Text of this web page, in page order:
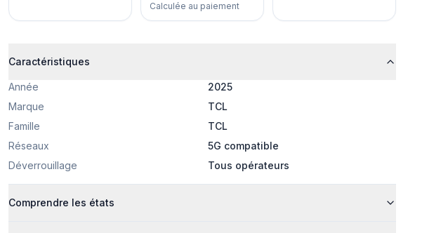
Calculée au paiement
Caractéristiques
Année
2025
Marque
TCL
Famille
TCL
Réseaux
5G compatible
Déverrouillage
Tous opérateurs
Comprendre les états